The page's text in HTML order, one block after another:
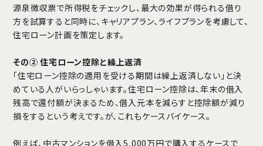
源泉徴収票で所得税をチェックし、最大の効果が得られる借り
方を試算すると同時に、キャリアプラン、ライフプランを考慮して、
住宅ローン計画を策定します。
その② 住宅ローン控除と繰上返済
「住宅ローン控除の適用を受ける期間は繰上返済しない」と決
めている人がいらっしゃいます。住宅ローン控除は、年末の借入
残高で還付額が決まるため、借入元本を減らすと控除額が減り
損をするという考えです。が、これもケースバイケース。
例えば、中古マンションを借入5,000万円で購入するケースで